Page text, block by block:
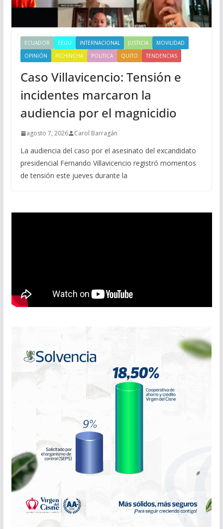
ECUADOR EEUU INTERNACIONAL JUSTICIA
MOVILIDAD
OPINIÓN
PICHINCHA POLITICA QUITO TENDENCIAS
Caso Villavicencio: Tensión e
incidentes marcaron la
audiencia por el magnicidio
agosto 7, 2026 Carol Barragán
La audiencia del caso por el asesinato del excandidato
presidencial Fernando Villavicencio registró momentos
de tensión este jueves durante la